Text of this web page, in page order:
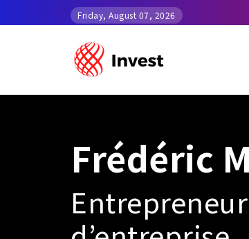
Friday, August 07, 2026
Frédéric